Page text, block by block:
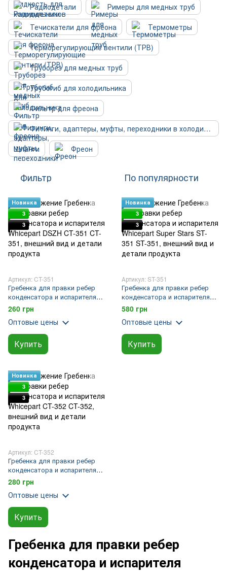
Радиодетали
Римеры для медных труб
Течискатели для фреона
Термометры
Терморегулирующие вентили (ТРВ)
Труборез для медных труб
Трубогиб для холодильника
Фильтр для фреона
Фитинги, адаптеры, муфты, переходники в холодильник
Шланги
Фреон
Фильтр По популярности
Новинка
3
3
Артикул: CT-351
Гребенка для правки ребер
конденсатора и испарителя
Whicepart DSZH CT-351
260 грн
Оптовые цены
Купить
Новинка
3
3
Артикул: ST-351
Гребенка для правки ребер
конденсатора и испарителя
Whicepart Super Stars ST-351
580 грн
Оптовые цены
Купить
Новинка
3
3
Артикул: CT-352
Гребенка для правки ребер
конденсатора и испарителя
Whicepart CT-352
280 грн
Оптовые цены
Купить
Гребенка для правки ребер
конденсатора и испарителя